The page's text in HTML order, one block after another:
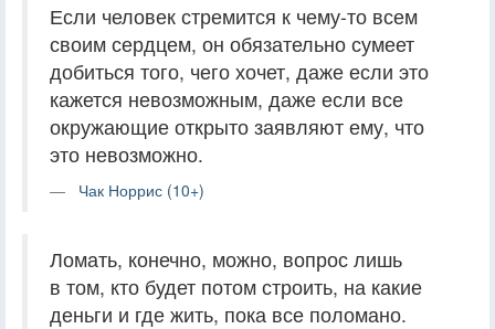
Если человек стремится к чему-то всем
своим сердцем, он обязательно сумеет
добиться того, чего хочет, даже если это
кажется невозможным, даже если все
окружающие открыто заявляют ему, что
это невозможно.
Чак Норрис (10+)
Ломать, конечно, можно, вопрос лишь
в том, кто будет потом строить, на какие
деньги и где жить, пока все поломано.